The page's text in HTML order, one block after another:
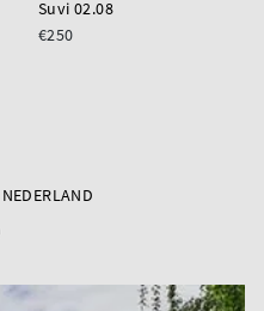
Suvi 02.08
€250